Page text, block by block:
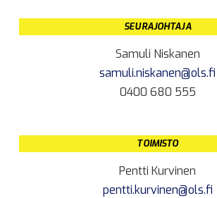
SEURAJOHTAJA
Samuli Niskanen
samuli.niskanen@ols.fi
0400 680 555
TOIMISTO
Pentti Kurvinen
pentti.kurvinen@ols.fi